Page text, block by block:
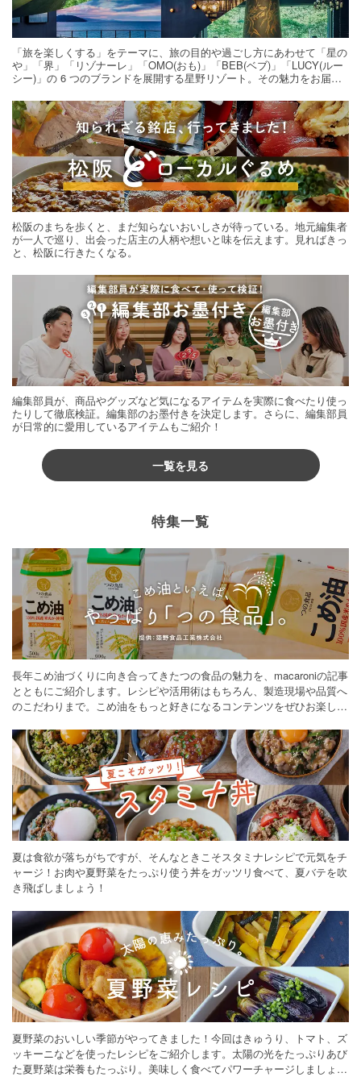
「旅を楽しくする」をテーマに、旅の目的や過ごし方にあわせて「星の
や」「界」「リゾナーレ」「OMO(おも)」「BEB(ベブ)」「LUCY(ルー
シー)」の 6 つのブランドを展開する星野リゾート。その魅力をお届け
松阪のまちを歩くと、まだ知らないおいしさが待っている。地元編集者
が一人で巡り、出会った店主の人柄や想いと味を伝えます。見ればきっ
と、松阪に行きたくなる。
編集部員が、商品やグッズなど気になるアイテムを実際に食べたり使っ
たりして徹底検証。編集部のお墨付きを決定します。さらに、編集部員
が日常的に愛用しているアイテムもご紹介！
一覧を見る
特集一覧
長年こめ油づくりに向き合ってきたつの食品の魅力を、macaroniの記事
とともにご紹介します。レシピや活用術はもちろん、製造現場や品質へ
のこだわりまで。こめ油をもっと好きになるコンテンツをぜひお楽しみ
夏は食欲が落ちがちですが、そんなときこそスタミナレシピで元気をチ
ャージ！お肉や夏野菜をたっぷり使う丼をガッツリ食べて、夏バテを吹
き飛ばしましょう！
夏野菜のおいしい季節がやってきました！今回はきゅうり、トマト、ズ
ッキーニなどを使ったレシピをご紹介します。太陽の光をたっぷりあび
た夏野菜は栄養もたっぷり。美味しく食べてパワーチャージしましょう